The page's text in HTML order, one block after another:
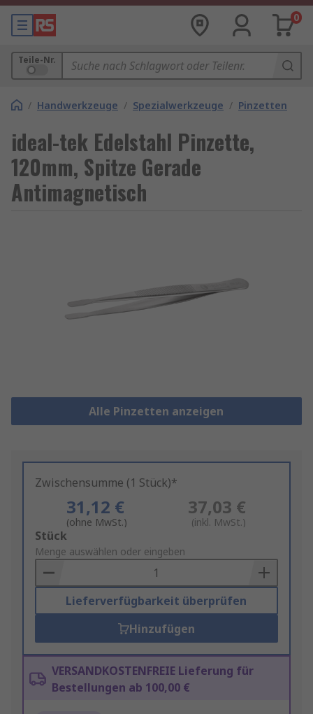
0
Teile-Nr.
/ Handwerkzeuge / Spezialwerkzeuge / Pinzetten
ideal-tek Edelstahl Pinzette,
120mm, Spitze Gerade
Antimagnetisch
Alle Pinzetten anzeigen
Zwischensumme (1 Stück)*
31,12 €
(ohne MwSt.)
37,03 €
(inkl. MwSt.)
Add
to
Basket
Stück
Menge auswählen oder eingeben
Lieferverfügbarkeit überprüfen
Hinzufügen
VERSANDKOSTENFREIE Lieferung für
Bestellungen ab 100,00 €